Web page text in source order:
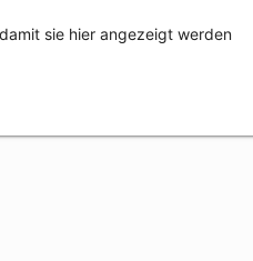
sie hier angezeigt werden